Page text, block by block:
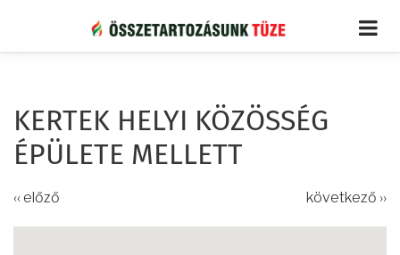
tartalomra
KERTEK HELYI KÖZÖSSÉG
ÉPÜLETE MELLETT
‹‹ előző következő ››